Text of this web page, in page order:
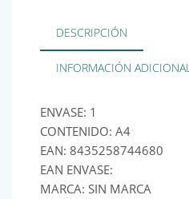
DESCRIPCIÓN
INFORMACIÓN ADICIONAL
ENVASE: 1
CONTENIDO: A4
EAN: 8435258744680
EAN ENVASE:
MARCA: SIN MARCA